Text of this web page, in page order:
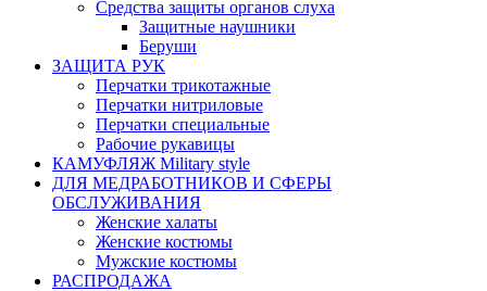
Средства защиты органов слуха
Защитные наушники
Беруши
ЗАЩИТА РУК
Перчатки трикотажные
Перчатки нитриловые
Перчатки специальные
Рабочие рукавицы
КАМУФЛЯЖ Military style
ДЛЯ МЕДРАБОТНИКОВ И СФЕРЫ
ОБСЛУЖИВАНИЯ
Женские халаты
Женские костюмы
Мужские костюмы
РАСПРОДАЖА